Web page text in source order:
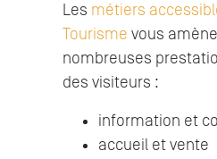
Les métiers
Tourisme vous
nombreuses
des visiteurs :
information et
accueil et vente